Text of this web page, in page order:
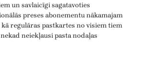
un savlaicīgi sagatavoties
preses abonementu nākamajam
regulāras pastkartes no visiem tiem
neiekļausi pasta nodaļas